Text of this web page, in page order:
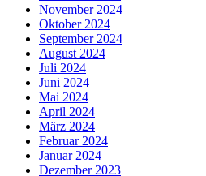
November 2024
Oktober 2024
September 2024
August 2024
Juli 2024
Juni 2024
Mai 2024
April 2024
März 2024
Februar 2024
Januar 2024
Dezember 2023